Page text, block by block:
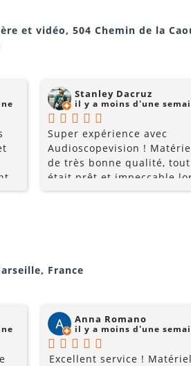
et vidéo, 504 Chemin de la
Stanley Dacruz
il y a moins d'une
Super expérience avec
Audioscopevision !
de très bonne qualité, tout
était prêt et impeccable
de la récupération. Équipe
recommande sans hésiter
France
Anna Romano
il y a moins d'une
Excellent service !